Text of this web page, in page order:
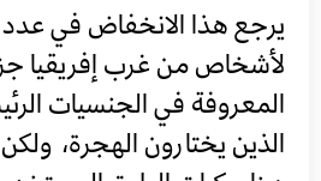
يرجع هذا الانخفاض في عدد
لأشخاص من غرب إفريقيا
المعروفة في الجنسيات
الذين يختارون الهجرة،